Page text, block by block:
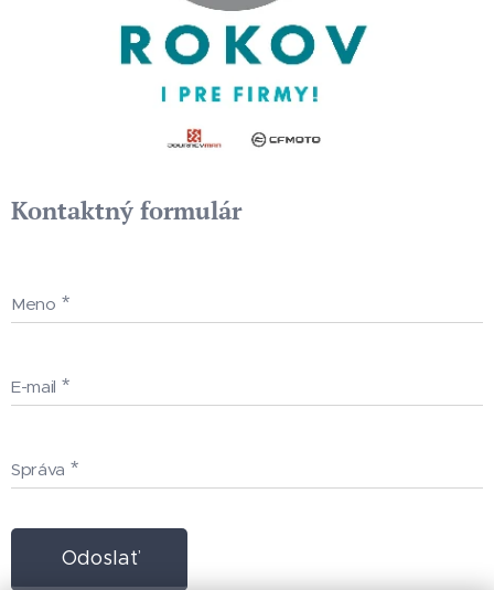
Kontaktný formulár
Meno
E-mail
Správa
Odoslať